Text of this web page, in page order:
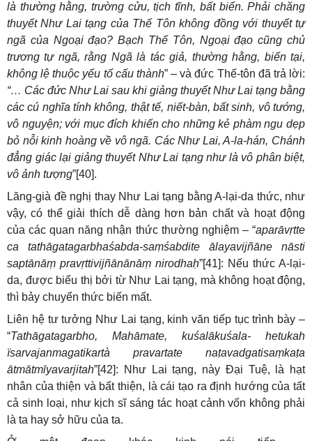
là thường hằng, trường cửu, tịch tĩnh, bất biến. Phải chăng
thuyết Như Lai tạng của Thế Tôn không đồng với thuyết tự
ngã của Ngoại đạo? Bạch Thế Tôn, Ngoại đạo cũng chủ
trương tự ngã, rằng Ngã là tác giả, thường hằng, biến tại,
không lệ thuộc yếu tố cấu thành” – và đức Thế-tôn đã trả lời:
“… Các đức Như Lai sau khi giảng thuyết Như Lai tạng bằng
các cú nghĩa tính không, thật tế, niết-bàn, bất sinh, vô tướng,
vô nguyện; với mục đích khiến cho những kẻ phàm ngu dẹp
bỏ nỗi kinh hoàng về vô ngã. Các Như Lai, A-la-hán, Chánh
đẳng giác lại giảng thuyết Như Lai tạng như là vô phân biệt,
vô ảnh tượng”[40].
Lăng-già đề nghị thay Như Lai tạng bằng A-lại-da thức, như
vậy, có thể giải thích dễ dàng hơn bản chất và hoạt động
của các quan năng nhận thức thường nghiệm – “aparāvṛtte
ca tathāgatagarbhaśabda-saṃśabdite ālayavijñāne nāsti
saptānāṃ pravṛttivijñānānāṃ nirodhaḥ”[41]: Nếu thức A-lại-
da, được biểu thị bởi từ Như Lai tạng, mà không hoạt động,
thì bảy chuyển thức biến mất.
Liên hệ tư tưởng Như Lai tạng, kinh văn tiếp tục trình bày –
“Tathāgatagarbho, Mahāmate, kuśalākuśala- hetukah
ïsarvajanmagatikartà pravartate naṭavadgatisaṃkaṭa
ātmātmīyavarjitah”[42]: Như Lai tạng, này Đại Tuệ, là hạt
nhân của thiện và bất thiện, là cái tạo ra định hướng của tất
cả sinh loại, như kịch sĩ sáng tác hoạt cảnh vốn không phải
là ta hay sở hữu của ta.